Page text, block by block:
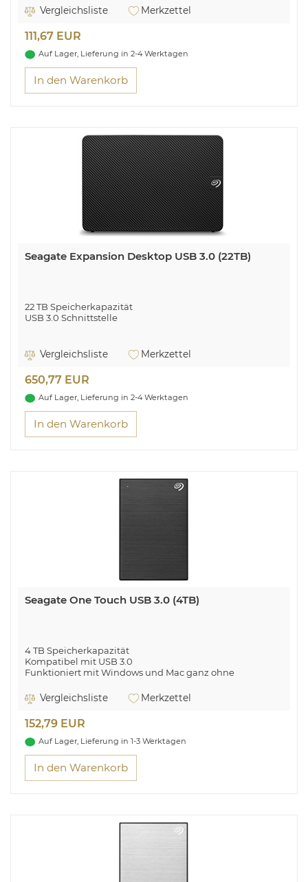
Bis zu 5400 U/min., 8 MB
USB 3.0 (abwärtskompatibel)
Moderne Speicherlösung im hochwertigen Design
Vergleichsliste Merkzettel
111,67 EUR
Auf Lager, Lieferung in 2-4 Werktagen
In den Warenkorb
Seagate Expansion Desktop USB 3.0 (22TB)
22 TB Speicherkapazität
USB 3.0 Schnittstelle
Speicher für Ihren PC
Vergleichsliste Merkzettel
650,77 EUR
Auf Lager, Lieferung in 2-4 Werktagen
In den Warenkorb
Seagate One Touch USB 3.0 (4TB)
4 TB Speicherkapazität
Kompatibel mit USB 3.0
Funktioniert mit Windows und Mac ganz ohne
Genügend Platz zum Wachsen
Vergleichsliste Merkzettel
152,79 EUR
Auf Lager, Lieferung in 1-3 Werktagen
In den Warenkorb